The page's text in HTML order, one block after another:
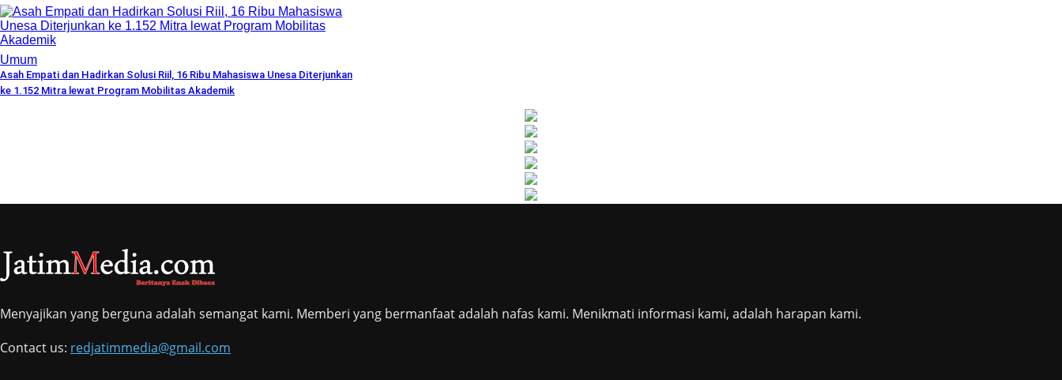
Umum
Asah Empati dan Hadirkan Solusi Riil, 16 Ribu Mahasiswa Unesa Diterjunkan
ke 1.152 Mitra lewat Program Mobilitas Akademik
Menyajikan yang berguna adalah semangat kami. Memberi yang bermanfaat adalah nafas kami. Menikmati informasi kami, adalah harapan kami.
Contact us: redjatimmedia@gmail.com